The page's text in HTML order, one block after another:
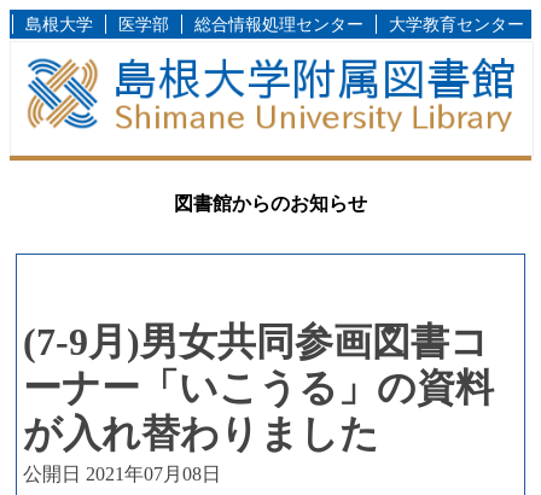
島根大学 医学部 総合情報処理センター 大学教育センター
図書館からのお知らせ
(7-9月)男女共同参画図書コ
ーナー「いこうる」の資料
が入れ替わりました
公開日 2021年07月08日